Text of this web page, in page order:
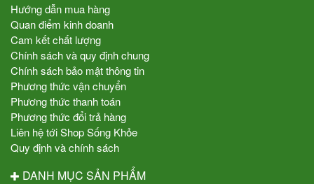
Hướng dẫn mua hàng
Quan điểm kinh doanh
Cam kết chất lượng
Chính sách và quy định chung
Chính sách bảo mật thông tin
Phương thức vận chuyển
Phương thức thanh toán
Phương thức đổi trả hàng
Liên hệ tới Shop Sống Khỏe
Quy định và chính sách
DANH MỤC SẢN PHẨM